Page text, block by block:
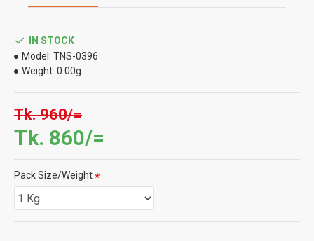
Tk. 860/=
Tk. 960/=
IN STOCK
Model: TNS-0396
Weight: 0.00g
Pack Size/Weight